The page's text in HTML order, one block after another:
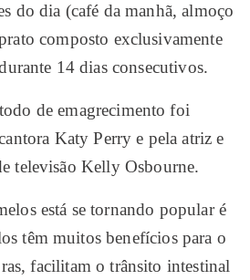
do dia (café da manhã, almoço
composto exclusivamente
14 dias consecutivos.
de emagrecimento foi
Katy Perry e pela atriz e
televisão Kelly Osbourne.
está se tornando popular é
têm muitos benefícios para o
facilitam o trânsito intestinal